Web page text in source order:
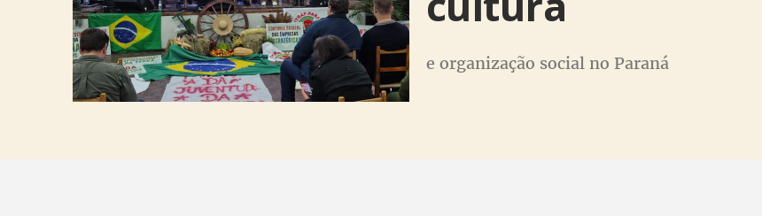
e organização social no Paraná